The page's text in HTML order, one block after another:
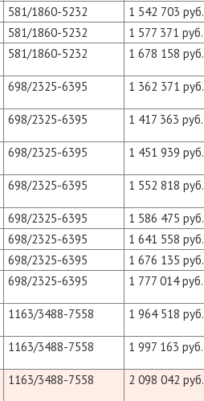
581/1860-5232 1 542 703 руб.
581/1860-5232 1 577 371 руб.
581/1860-5232 1 678 158 руб.
698/2325-6395 1 362 371 руб.
698/2325-6395 1 417 363 руб.
698/2325-6395 1 451 939 руб.
698/2325-6395 1 552 818 руб.
698/2325-6395 1 586 475 руб.
698/2325-6395 1 641 558 руб.
698/2325-6395 1 676 135 руб.
698/2325-6395 1 777 014 руб.
1163/3488-7558 1 964 518 руб.
1163/3488-7558 1 997 163 руб.
1163/3488-7558 2 098 042 руб.